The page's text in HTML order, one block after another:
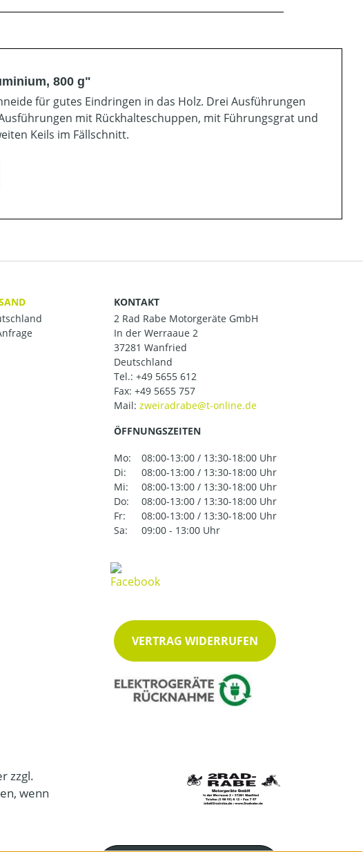
800 g"
für gutes Eindringen in das Holz. Drei Ausführungen
mit Rückhalteschuppen, mit Führungsgrat und
Keils im Fällschnitt.
KONTAKT
2 Rad Rabe Motorgeräte GmbH
In der Werraaue 2
37281 Wanfried
Deutschland
Tel.: +49 5655 612
Fax: +49 5655 757
Mail:
ÖFFNUNGSZEITEN
Mo:
08:00-13:00 / 13:30-18:00 Uhr
Di:
08:00-13:00 / 13:30-18:00 Uhr
Mi:
08:00-13:00 / 13:30-18:00 Uhr
Do:
08:00-13:00 / 13:30-18:00 Uhr
Fr:
08:00-13:00 / 13:30-18:00 Uhr
Sa:
09:00 - 13:00 Uhr
VERTRAG WIDERRUFEN
zzgl.
wenn